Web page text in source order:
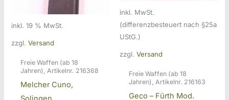
inkl. 19 % MwSt.
zzgl.Versand
Freie Waffen (ab 18
Jahren), Artikelnr. 216368
Melcher Cuno,
inkl. MwSt.
(differenzbesteuert nach §25a
UStG.)
zzgl. Versand
Freie Waffen (ab 18
Jahren), Artikelnr. 216163
Geco – Fürth Mod.